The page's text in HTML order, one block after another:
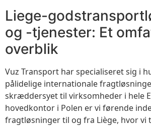
Liege-
og -tjenester: Et
overblik
Vuz Transport har specialiseret sig i
pålidelige internationale
skræddersyet til virksomheder i hele
hovedkontor i Polen er vi førende
fragtløsninger til og fra Liège, hvor vi